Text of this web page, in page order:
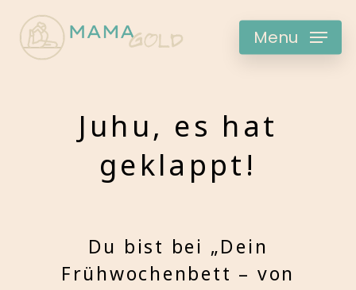
main
Menu
Juhu, es hat
geklappt!
Du bist bei „Dein
Frühwochenbett – von